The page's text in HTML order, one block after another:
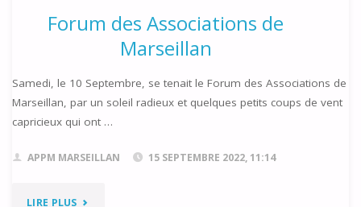
Forum des Associations de
Marseillan
Samedi, le 10 Septembre, se tenait le Forum des Associations de
Marseillan, par un soleil radieux et quelques petits coups de vent
capricieux qui ont …
APPM MARSEILLAN 15 SEPTEMBRE 2022, 11:14
LIRE PLUS"FORUM